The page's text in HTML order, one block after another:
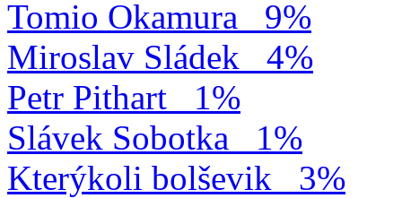
Tomio Okamura
9%
Miroslav Sládek
4%
Petr Pithart
1%
Slávek Sobotka
1%
Kterýkoli bolševik
3%